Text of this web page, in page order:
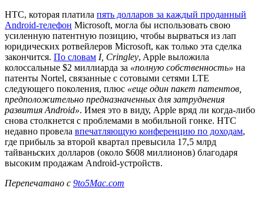
HTC, которая платила пять долларов за каждый проданный
Android-телефон Microsoft, могла бы использовать свою
усиленную патентную позицию, чтобы вырваться из лап
юридических ротвейлеров Microsoft, как только эта сделка
закончится. По словам I, Cringley, Apple выложила
колоссальные $2 миллиарда за «полную собственность» на
патенты Nortel, связанные с сотовыми сетями LTE
следующего поколения, плюс «еще один пакет патентов,
предположительно предназначенных для затруднения
развития Android». Имея это в виду, Apple вряд ли когда-либо
снова столкнется с проблемами в мобильной гонке. HTC
недавно провела впечатляющую конференцию по доходам,
где прибыль за второй квартал превысила 17,5 млрд
тайваньских долларов (около $608 миллионов) благодаря
высоким продажам Android-устройств.
Перепечатано с 9to5Mac.com